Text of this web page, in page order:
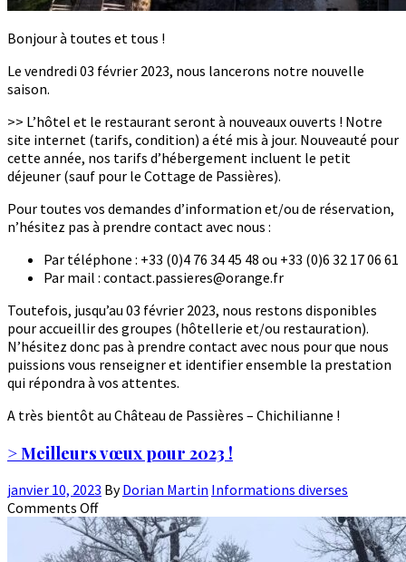
Bonjour à toutes et tous !
Le vendredi 03 février 2023, nous lancerons notre nouvelle
saison.
>> L’hôtel et le restaurant seront à nouveaux ouverts ! Notre
site internet (tarifs, condition) a été mis à jour. Nouveauté pour
cette année, nos tarifs d’hébergement incluent le petit
déjeuner (sauf pour le Cottage de Passières).
Pour toutes vos demandes d’information et/ou de réservation,
n’hésitez pas à prendre contact avec nous :
Par téléphone : +33 (0)4 76 34 45 48 ou +33 (0)6 32 17 06 61
Par mail : contact.passieres@orange.fr
Toutefois, jusqu’au 03 février 2023, nous restons disponibles
pour accueillir des groupes (hôtellerie et/ou restauration).
N’hésitez donc pas à prendre contact avec nous pour que nous
puissions vous renseigner et identifier ensemble la prestation
qui répondra à vos attentes.
A très bientôt au Château de Passières – Chichilianne !
> Meilleurs vœux pour 2023 !
janvier 10, 2023 ByDorian Martin Informations diverses
Comments Off